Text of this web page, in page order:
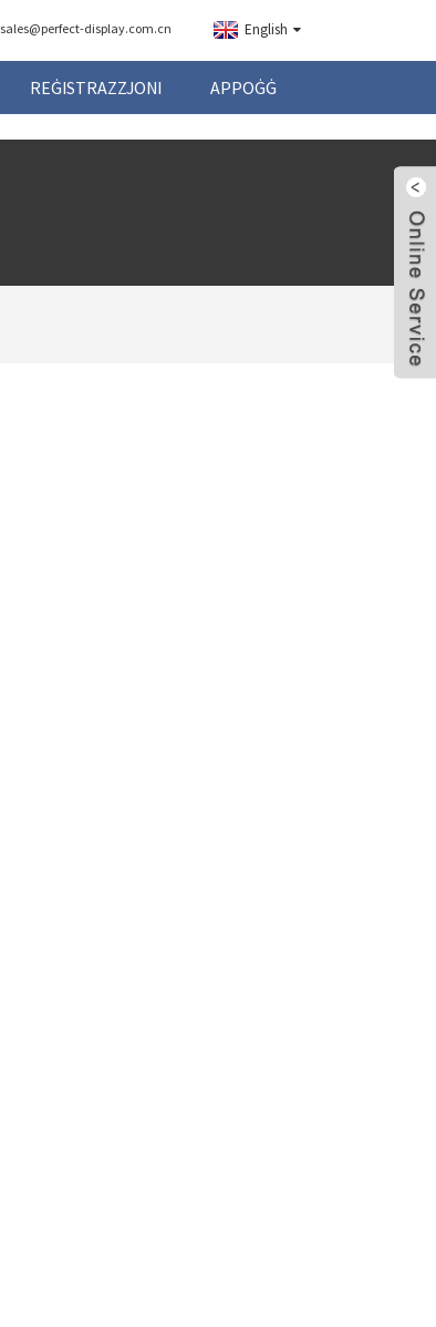
sales@perfect-display.com.cn English
REĠISTRAZZJONI APPOĠĠ